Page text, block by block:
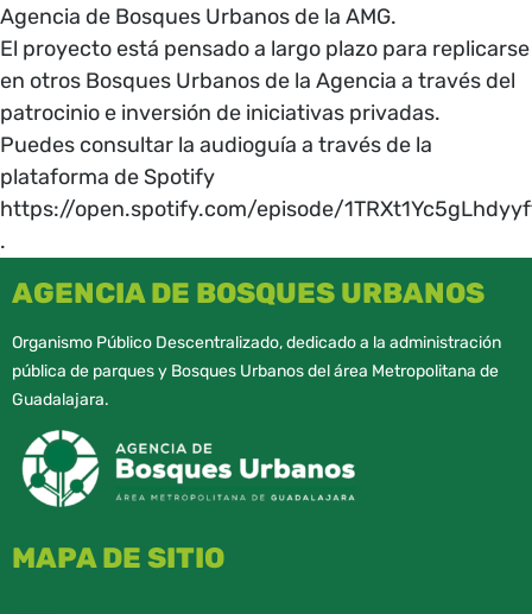
Agencia de Bosques Urbanos de la AMG.
El proyecto está pensado a largo plazo para replicarse
en otros Bosques Urbanos de la Agencia a través del
patrocinio e inversión de iniciativas privadas.
Puedes consultar la audioguía a través de la
plataforma de Spotify
https://open.spotify.com/episode/
.
AGENCIA DE BOSQUES URBANOS
Organismo Público Descentralizado, dedicado a la administración
pública de parques y Bosques Urbanos del área Metropolitana de
Guadalajara.
MAPA DE SITIO